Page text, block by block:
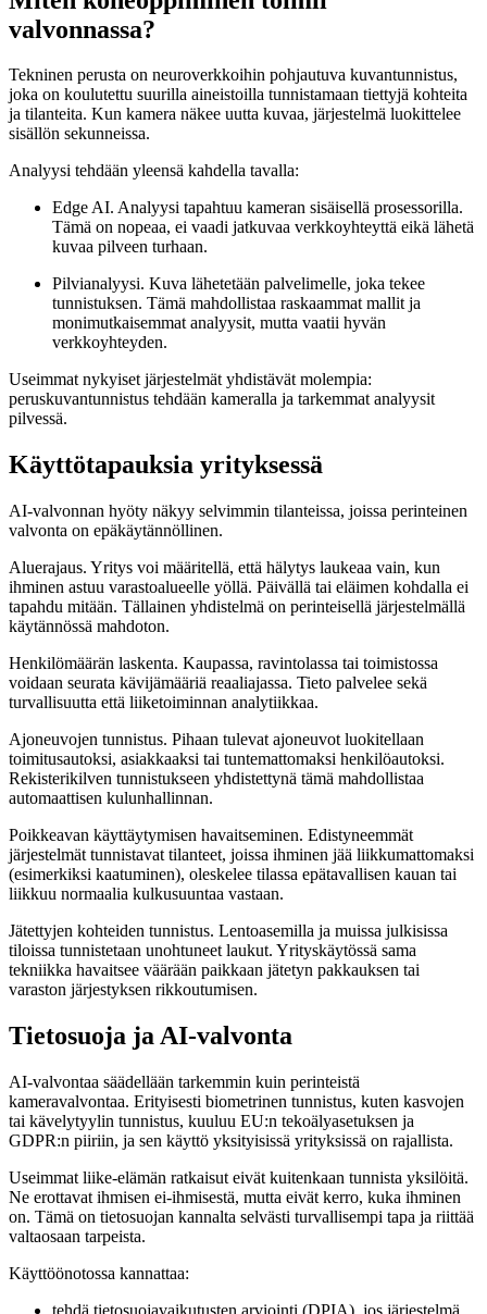
valvonnassa?
Tekninen perusta on neuroverkkoihin pohjautuva kuvantunnistus,
joka on koulutettu suurilla aineistoilla tunnistamaan tiettyjä kohteita
ja tilanteita. Kun kamera näkee uutta kuvaa, järjestelmä luokittelee
sisällön sekunneissa.
Analyysi tehdään yleensä kahdella tavalla:
Edge AI. Analyysi tapahtuu kameran sisäisellä prosessorilla.
Tämä on nopeaa, ei vaadi jatkuvaa verkkoyhteyttä eikä lähetä
kuvaa pilveen turhaan.
Pilvianalyysi. Kuva lähetetään palvelimelle, joka tekee
tunnistuksen. Tämä mahdollistaa raskaammat mallit ja
monimutkaisemmat analyysit, mutta vaatii hyvän
verkkoyhteyden.
Useimmat nykyiset järjestelmät yhdistävät molempia:
peruskuvantunnistus tehdään kameralla ja tarkemmat analyysit
pilvessä.
Käyttötapauksia yrityksessä
AI-valvonnan hyöty näkyy selvimmin tilanteissa, joissa perinteinen
valvonta on epäkäytännöllinen.
Aluerajaus. Yritys voi määritellä, että hälytys laukeaa vain, kun
ihminen astuu varastoalueelle yöllä. Päivällä tai eläimen kohdalla ei
tapahdu mitään. Tällainen yhdistelmä on perinteisellä järjestelmällä
käytännössä mahdoton.
Henkilömäärän laskenta. Kaupassa, ravintolassa tai toimistossa
voidaan seurata kävijämääriä reaaliajassa. Tieto palvelee sekä
turvallisuutta että liiketoiminnan analytiikkaa.
Ajoneuvojen tunnistus. Pihaan tulevat ajoneuvot luokitellaan
toimitusautoksi, asiakkaaksi tai tuntemattomaksi henkilöautoksi.
Rekisterikilven tunnistukseen yhdistettynä tämä mahdollistaa
automaattisen kulunhallinnan.
Poikkeavan käyttäytymisen havaitseminen. Edistyneemmät
järjestelmät tunnistavat tilanteet, joissa ihminen jää liikkumattomaksi
(esimerkiksi kaatuminen), oleskelee tilassa epätavallisen kauan tai
liikkuu normaalia kulkusuuntaa vastaan.
Jätettyjen kohteiden tunnistus. Lentoasemilla ja muissa julkisissa
tiloissa tunnistetaan unohtuneet laukut. Yrityskäytössä sama
tekniikka havaitsee väärään paikkaan jätetyn pakkauksen tai
varaston järjestyksen rikkoutumisen.
Tietosuoja ja AI-valvonta
AI-valvontaa säädellään tarkemmin kuin perinteistä
kameravalvontaa. Erityisesti biometrinen tunnistus, kuten kasvojen
tai kävelytyylin tunnistus, kuuluu EU:n tekoälyasetuksen ja
GDPR:n piiriin, ja sen käyttö yksityisissä yrityksissä on rajallista.
Useimmat liike-elämän ratkaisut eivät kuitenkaan tunnista yksilöitä.
Ne erottavat ihmisen ei-ihmisestä, mutta eivät kerro, kuka ihminen
on. Tämä on tietosuojan kannalta selvästi turvallisempi tapa ja riittää
valtaosaan tarpeista.
Käyttöönotossa kannattaa:
tehdä tietosuojavaikutusten arviointi (DPIA), jos järjestelmä